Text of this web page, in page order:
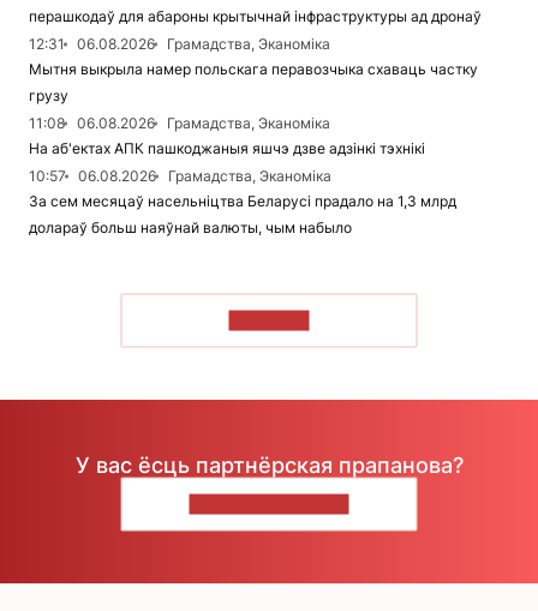
перашкодаў для абароны крытычнай інфраструктуры ад дронаў
12:31
06.08.2026
Грамадства, Эканоміка
Мытня выкрыла намер польскага перавозчыка схаваць частку
грузу
11:08
06.08.2026
Грамадства, Эканоміка
На аб'ектах АПК пашкоджаныя яшчэ дзве адзінкі тэхнікі
10:57
06.08.2026
Грамадства, Эканоміка
За сем месяцаў насельніцтва Беларусі прадало на 1,3 млрд
долараў больш наяўнай валюты, чым набыло
У вас ёсць партнёрская прапанова?